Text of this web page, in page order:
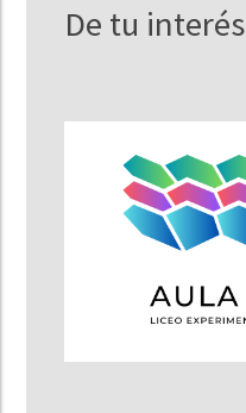
De tu interés